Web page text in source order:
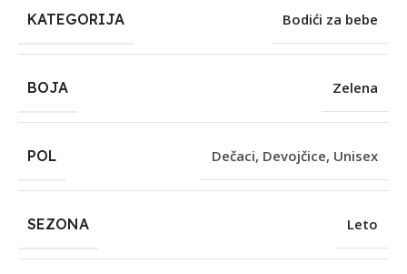
KATEGORIJA Bodići za bebe
BOJA Zelena
POL Dečaci, Devojčice, Unisex
SEZONA Leto